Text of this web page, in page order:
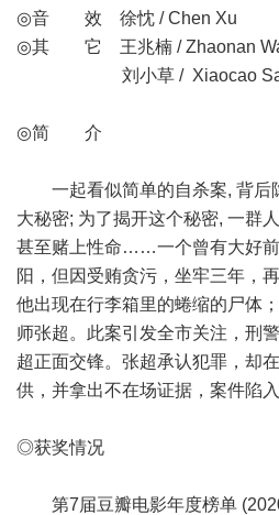
◎音 效 徐忱 / Chen Xu
◎其 它 王兆楠 / Zhaonan
刘小草 / Xiaocao
◎简 介
一起看似简单的自杀案, 背后
大秘密; 为了揭开这个秘密, 一群
甚至赌上性命……一个曾有大好
阳，但因受贿贪污，坐牢三年，
他出现在行李箱里的蜷缩的尸体
师张超。此案引发全市关注，刑
超正面交锋。张超承认犯罪，却
供，并拿出不在场证据，案件陷入
◎获奖情况
第7届豆瓣电影年度榜单